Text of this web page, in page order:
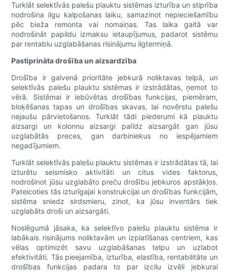
Turklāt selektīvās palešu plauktu sistēmas izturība un stiprība
nodrošina ilgu kalpošanas laiku, samazinot nepieciešamību
pēc bieža remonta vai nomaiņas. Tas laika gaitā var
nodrošināt papildu izmaksu ietaupījumus, padarot sistēmu
par rentablu uzglabāšanas risinājumu ilgtermiņā.
Pastiprināta drošība un aizsardzība
Drošība ir galvenā prioritāte jebkurā noliktavas telpā, un
selektīvās palešu plauktu sistēmas ir izstrādātas, ņemot to
vērā. Sistēmai ir iebūvētas drošības funkcijas, piemēram,
bloķēšanas tapas un drošības skavas, lai novērstu palešu
nejaušu pārvietošanos. Turklāt tādi piederumi kā plauktu
aizsargi un kolonnu aizsargi palīdz aizsargāt gan jūsu
uzglabātās preces, gan darbiniekus no iespējamiem
negadījumiem.
Turklāt selektīvās palešu plauktu sistēmas ir izstrādātas tā, lai
izturētu seismisko aktivitāti un citus vides faktorus,
nodrošinot jūsu uzglabāto preču drošību jebkuros apstākļos.
Pateicoties tās izturīgajai konstrukcijai un drošības funkcijām,
sistēma sniedz sirdsmieru, zinot, ka jūsu inventārs tiek
uzglabāts droši un aizsargāti.
Noslēgumā jāsaka, ka selektīvo palešu plauktu sistēma ir
labākais risinājums noliktavām un izplatīšanas centriem, kas
vēlas optimizēt savu uzglabāšanas telpu un uzlabot
efektivitāti. Tās pieejamība, izturība, elastība, rentabilitāte un
drošības funkcijas padara to par izcilu izvēli jebkurai